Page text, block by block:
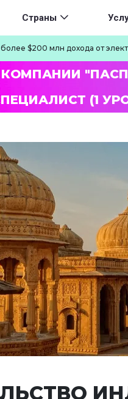
Страны
$200 млн дохода от
(1